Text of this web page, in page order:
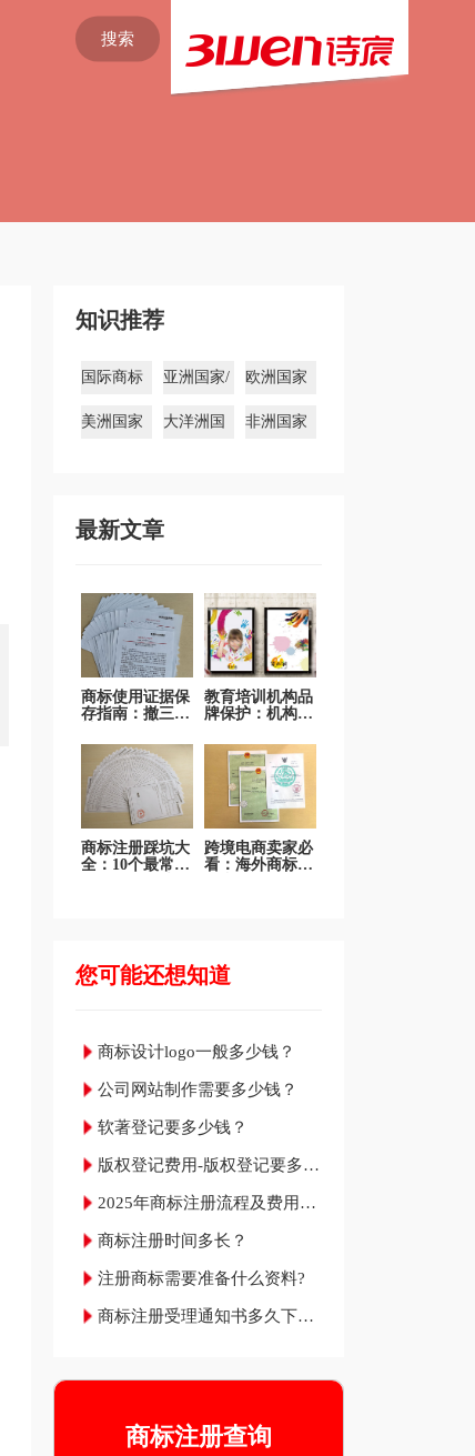
搜索
知识推荐
国际商标
注册
亚洲国家/
地区商标
欧洲国家
商标
美洲国家
大洋洲国
非洲国家
最新文章
商标使用证据保
存指南：撤三答
教育培训机构品
牌保护：机构名
吉祥物商标全面
保护
商标注册踩坑大
全：10个最常见
跨境电商卖家必
看：海外商标注
您可能还想知道
商标设计logo一般多少钱？
公司网站制作需要多少钱？
软著登记要多少钱？
版权登记费用-版权登记要多少
2025年商标注册流程及费用材
商标注册时间多长？
注册商标需要准备什么资料?
商标注册受理通知书多久下
商标注册查询